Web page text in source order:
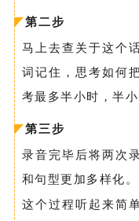
第二步
马上去查关于这个
词记住，思考如何
考最多半小时，半
第三步
录音完毕后将两次
和句型更加多样化。
这个过程听起来简